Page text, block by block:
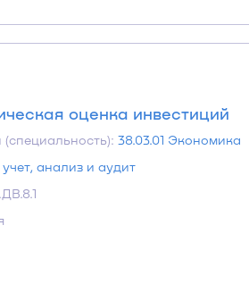
оценка инвестиций
38.03.01 Экономика
анализ и аудит